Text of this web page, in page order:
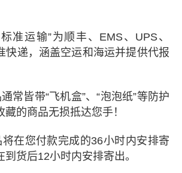
准运输”为顺丰、EMS、UPS、
快递，涵盖空运和海运并提供代报
常皆带“飞机盒”、“泡泡纸”等防护
的商品无损抵达您手！
在您付款完成的36小时内安排寄
货后12小时内安排寄出。